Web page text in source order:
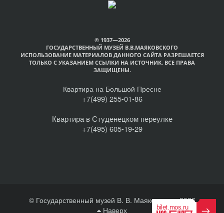
© 1937—2026
ГОСУДАРСТВЕННЫЙ МУЗЕЙ В.В.МАЯКОВСКОГО
ИСПОЛЬЗОВАНИЕ МАТЕРИАЛОВ ДАННОГО САЙТА РАЗРЕШАЕТСЯ
ТОЛЬКО С УКАЗАНИЕМ ССЫЛКИ НА ИСТОЧНИК. ВСЕ ПРАВА
ЗАЩИЩЕНЫ.
Квартира на Большой Пресне
+7(499) 255-01-86
Квартира в Студенецком переулке
+7(495) 605-19-29
© Государственный музей В. В. Маяковского, 2026
Наверх